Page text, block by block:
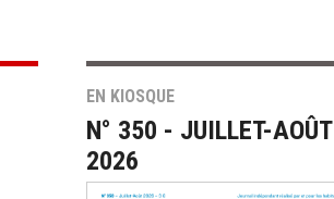
EN KIOSQUE
N° 350 - JUILLET-AOÛT
2026